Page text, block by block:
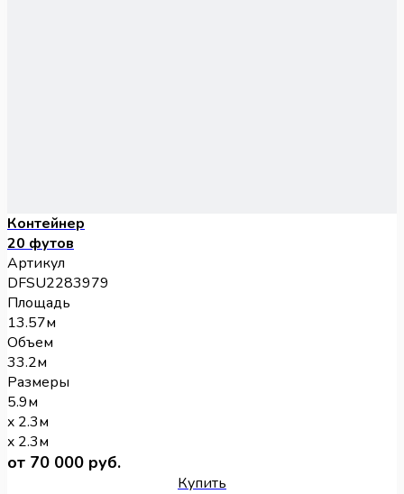
Контейнер
20 футов
Артикул
DFSU2283979
Площадь
13.57м
Объем
33.2м
Размеры
5.9м
x 2.3м
x 2.3м
от 70 000 руб.
Купить